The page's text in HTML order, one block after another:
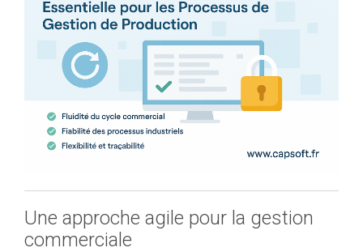
Une approche agile pour la gestion
commerciale